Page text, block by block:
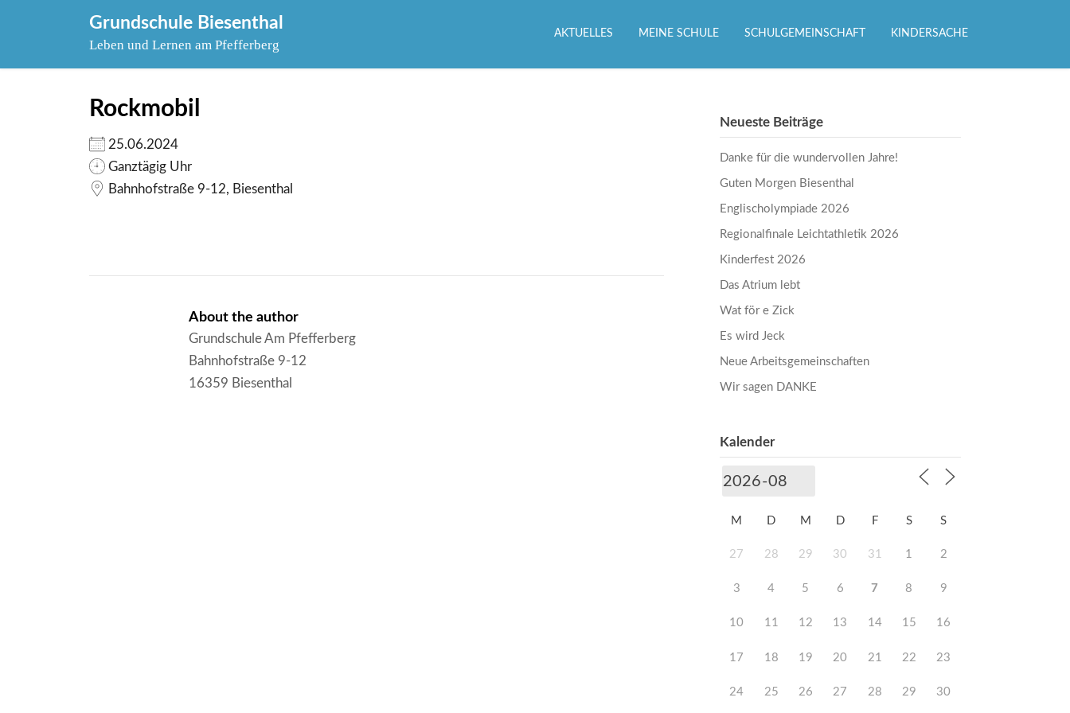
Grundschule Biesenthal
Leben und Lernen am Pfefferberg
AKTUELLES MEINE SCHULE SCHULGEMEINSCHAFT KINDERSACHE
Rockmobil
25.06.2024
Ganztägig Uhr
Bahnhofstraße 9-12, Biesenthal
About the author
Grundschule Am Pfefferberg
Bahnhofstraße 9-12
16359 Biesenthal
Neueste Beiträge
Danke für die wundervollen Jahre!
Guten Morgen Biesenthal
Englischolympiade 2026
Regionalfinale Leichtathletik 2026
Kinderfest 2026
Das Atrium lebt
Wat för e Zick
Es wird Jeck
Neue Arbeitsgemeinschaften
Wir sagen DANKE
Kalender
M D M D F S S
27 28 29 30 31 1 2
3 4 5 6 7 8 9
10 11 12 13 14 15 16
17 18 19 20 21 22 23
24 25 26 27 28 29 30